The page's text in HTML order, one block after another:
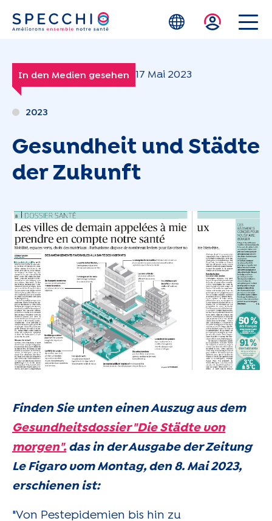
Zum Hauptinhalt springen
In den Medien gesehen 17 Mai 2023
2023
Gesundheit und Städte
der Zukunft
Finden Sie unten einen Auszug aus dem
Gesundheitsdossier "Die Städte von
morgen". das in der Ausgabe der Zeitung
Le Figaro vom Montag, den 8. Mai 2023,
erschienen ist:
"Von Pestepidemien bis hin zu